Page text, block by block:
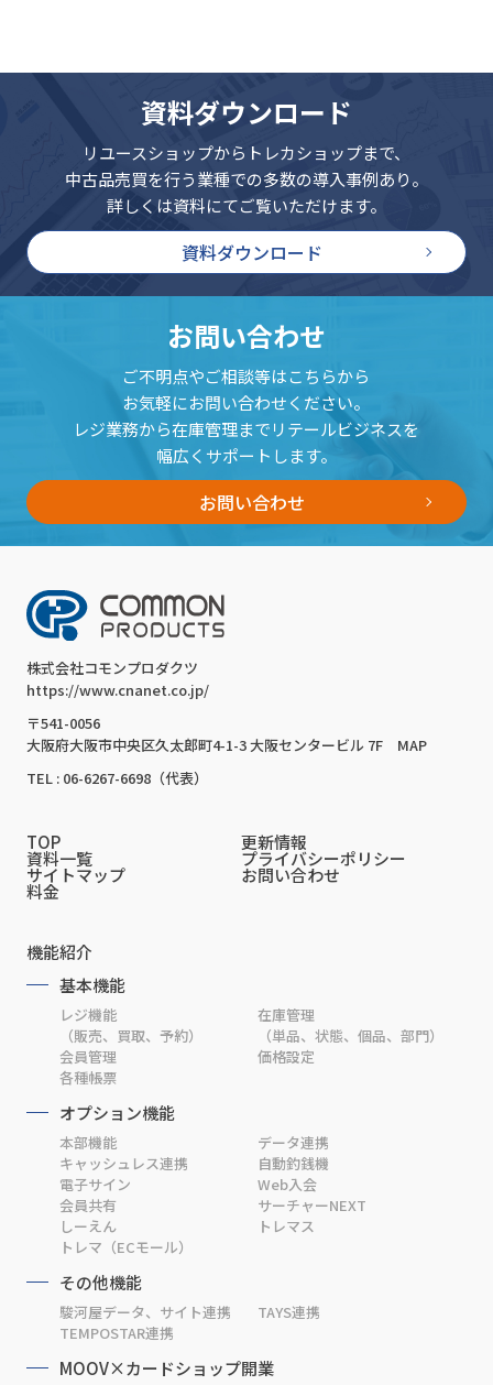
資料ダウンロード
リユースショップからトレカショップまで、
中古品売買を行う業種での多数の導入事例あり。
詳しくは資料にてご覧いただけます。
資料ダウンロード
お問い合わせ
ご不明点やご相談等はこちらから
お気軽にお問い合わせください。
レジ業務から在庫管理までリテールビジネスを
幅広くサポートします。
お問い合わせ
株式会社コモンプロダクツ
https://www.cnanet.co.jp/
〒541-0056
大阪府大阪市中央区久太郎町4-1-3 大阪センタービル 7F
MAP
TEL : 06-6267-6698（代表）
TOP 更新情報
資料一覧 プライバシーポリシー
サイトマップ お問い合わせ
料金
機能紹介
基本機能
レジ機能
（販売、買取、予約）
在庫管理
（単品、状態、個品、部門）
会員管理
価格設定
各種帳票
オプション機能
本部機能
データ連携
キャッシュレス連携
自動釣銭機
電子サイン
Web入会
会員共有
サーチャーNEXT
しーえん
トレマス
トレマ（ECモール）
その他機能
駿河屋データ、サイト連携
TAYS連携
TEMPOSTAR連携
MOOV×カードショップ開業